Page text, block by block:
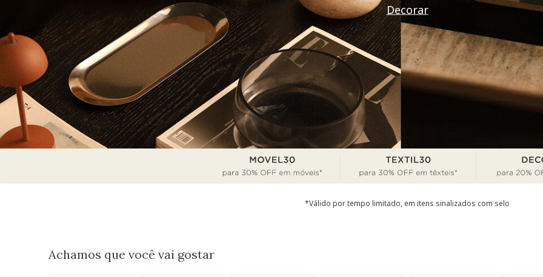
Vem ver
*Válido por tempo limitado, em itens sinalizados com selo
Achamos que você vai gostar